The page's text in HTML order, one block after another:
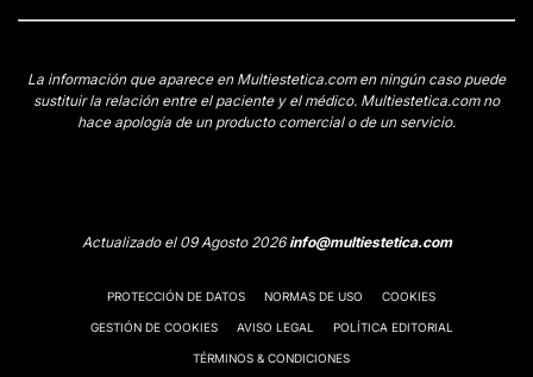
La información que aparece en Multiestetica.com en ningún caso puede
sustituir la relación entre el paciente y el médico. Multiestetica.com no
hace apología de un producto comercial o de un servicio.
Actualizado el 09 Agosto 2026info@multiestetica.com
PROTECCIÓN DE DATOS NORMAS DE USO COOKIES
GESTIÓN DE COOKIES AVISO LEGAL POLÍTICA EDITORIAL
TÉRMINOS & CONDICIONES